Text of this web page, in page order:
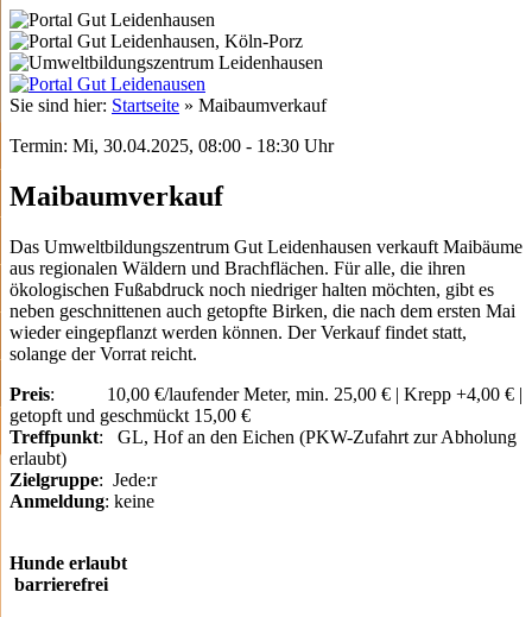
Sie sind hier: Startseite » Maibaumverkauf
Termin: Mi, 30.04.2025, 08:00 - 18:30 Uhr
Maibaumverkauf
Das Umweltbildungszentrum Gut Leidenhausen verkauft Maibäume
aus regionalen Wäldern und Brachflächen. Für alle, die ihren
ökologischen Fußabdruck noch niedriger halten möchten, gibt es
neben geschnittenen auch getopfte Birken, die nach dem ersten Mai
wieder eingepflanzt werden können. Der Verkauf findet statt,
solange der Vorrat reicht.
Preis: 10,00 €/laufender Meter, min. 25,00 € | Krepp +4,00 € |
getopft und geschmückt 15,00 €
Treffpunkt: GL, Hof an den Eichen (PKW-Zufahrt zur Abholung
erlaubt)
Zielgruppe: Jede:r
Anmeldung: keine
Hunde erlaubt
barrierefrei